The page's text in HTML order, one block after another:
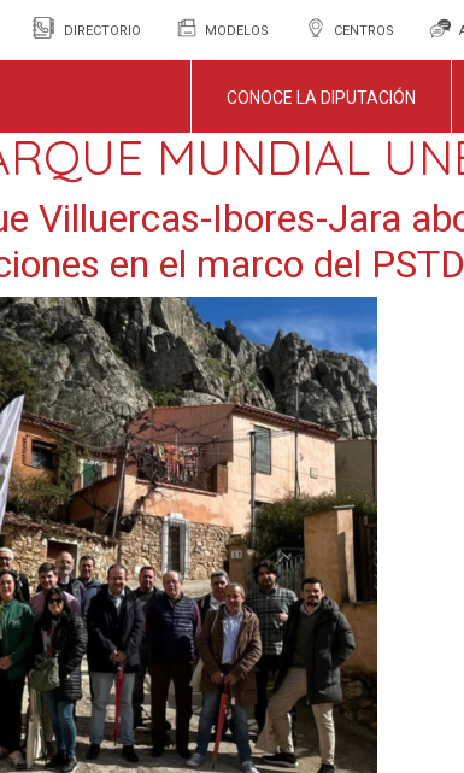
DIRECTORIO MODELOS CENTROS
CONOCE LA DIPUTACIÓN
MUNDIAL
Villuercas-Ibores-Jara
en el marco del